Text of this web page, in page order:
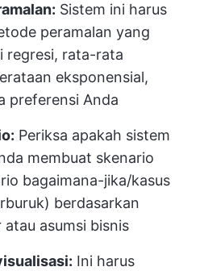
Sistem ini harus
peramalan yang
regresi, rata-rata
eksponensial,
preferensi Anda
Periksa apakah sistem
membuat skenario
bagaimana-jika/kasus
berdasarkan
asumsi bisnis
Ini harus